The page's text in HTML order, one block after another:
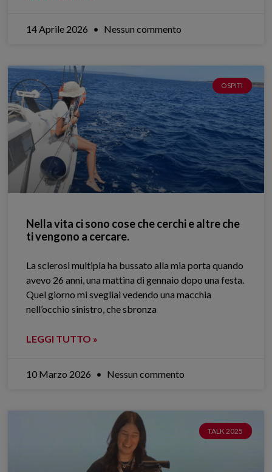
14 Aprile 2026 Nessun commento
OSPITI
Nella vita ci sono cose che cerchi e altre che
ti vengono a cercare.
La sclerosi multipla ha bussato alla mia porta quando
avevo 26 anni, una mattina di gennaio dopo una festa.
Quel giorno mi svegliai vedendo una macchia
nell’occhio sinistro, che sbronza
LEGGI TUTTO »
10 Marzo 2026 Nessun commento
TALK 2025